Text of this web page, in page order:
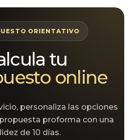
ORIENTATIVO
tu
online
personaliza las opciones
proforma con una
de 10 días.